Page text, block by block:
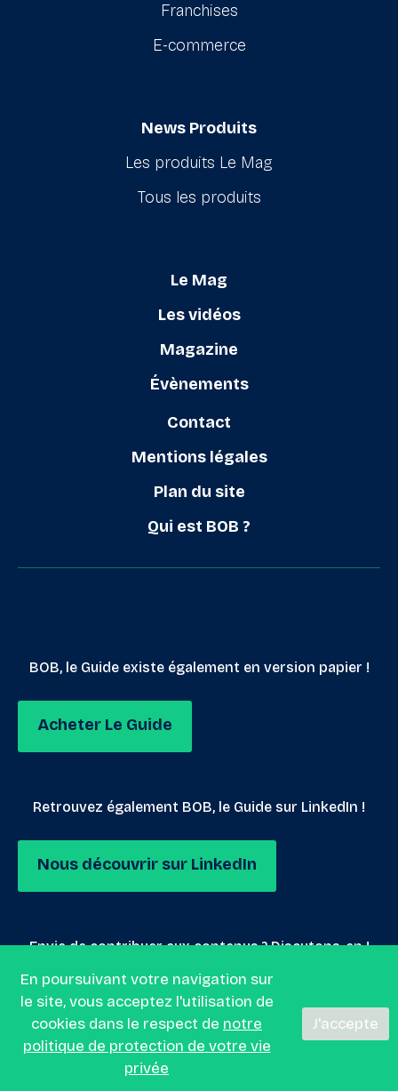
Franchises
E-commerce
News Produits
Les produits Le Mag
Tous les produits
Le Mag
Les vidéos
Magazine
Évènements
Contact
Mentions légales
Plan du site
Qui est BOB ?
BOB, le Guide existe également en version papier !
Acheter Le Guide
Retrouvez également BOB, le Guide sur LinkedIn !
Nous découvrir sur LinkedIn
Envie de contribuer aux contenus ? Discutons-en !
Nous envoyer un mail
En poursuivant votre navigation sur
le site, vous acceptez l'utilisation de
cookies dans le respect de notre
politique de protection de votre vie
privée
J'accepte